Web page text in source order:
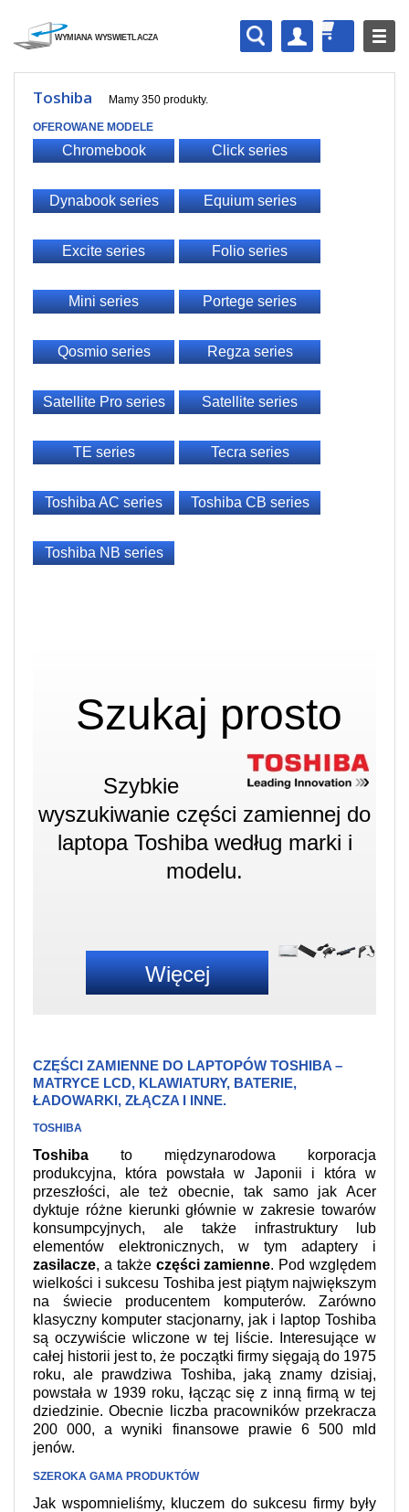
Toshiba Mamy 350 produkty.
OFEROWANE MODELE
Chromebook Click series
Dynabook series Equium series
Excite series Folio series
Mini series Portege series
Qosmio series Regza series
Satellite Pro series Satellite series
TE series Tecra series
Toshiba AC series Toshiba CB series
Toshiba NB series
Szukaj prosto
Szybkie
wyszukiwanie części zamiennej do
laptopa Toshiba według marki i
modelu.
Więcej
CZĘŚCI ZAMIENNE DO LAPTOPÓW TOSHIBA –
MATRYCE LCD, KLAWIATURY, BATERIE,
ŁADOWARKI, ZŁĄCZA I INNE.
TOSHIBA
Toshiba to międzynarodowa korporacja
produkcyjna, która powstała w Japonii i która w
przeszłości, ale też obecnie, tak samo jak Acer
dyktuje różne kierunki głównie w zakresie towarów
konsumpcyjnych, ale także infrastruktury lub
elementów elektronicznych, w tym adaptery i
zasilacze, a także części zamienne. Pod względem
wielkości i sukcesu Toshiba jest piątym największym
na świecie producentem komputerów. Zarówno
klasyczny komputer stacjonarny, jak i laptop Toshiba
są oczywiście wliczone w tej liście. Interesujące w
całej historii jest to, że początki firmy sięgają do 1975
roku, ale prawdziwa Toshiba, jaką znamy dzisiaj,
powstała w 1939 roku, łącząc się z inną firmą w tej
dziedzinie. Obecnie liczba pracowników przekracza
200 000, a wyniki finansowe prawie 6 500 mld
jenów.
SZEROKA GAMA PRODUKTÓW
Jak wspomnieliśmy, kluczem do sukcesu firmy były